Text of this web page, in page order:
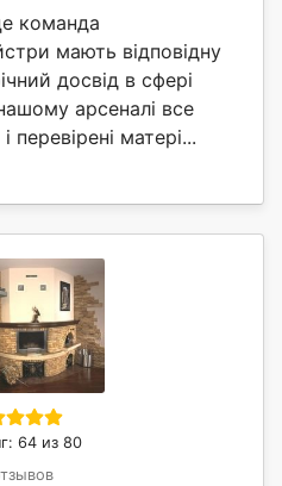
команда
мають відповідну
досвід в сфері
арсеналі все
перевірені матері...
64 из 80